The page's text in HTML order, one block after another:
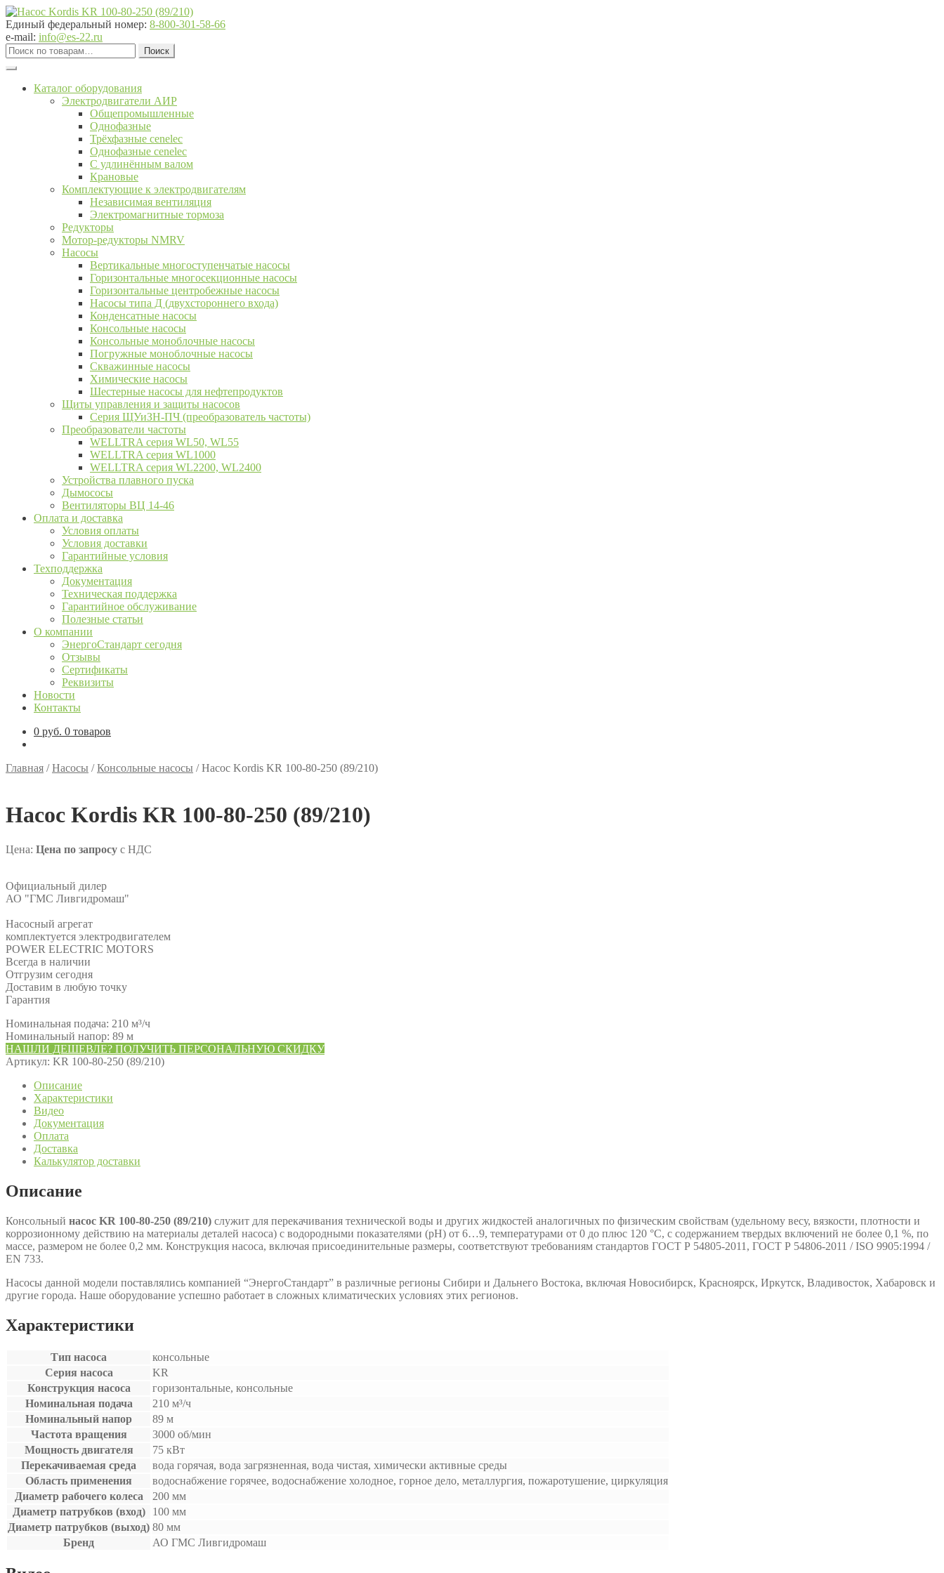
Перейти
к
навигации
Перейти
к
содержимому
Единый федеральный номер: 8-800-301-58-66
e-mail: info@es-22.ru
Искать:
Поиск
Каталог оборудования
Электродвигатели АИР
Общепромышленные
Однофазные
Трёхфазные cenelec
Однофазные cenelec
С удлинённым валом
Крановые
Комплектующие к электродвигателям
Независимая вентиляция
Электромагнитные тормоза
Редукторы
Мотор-редукторы NMRV
Насосы
Вертикальные многоступенчатые насосы
Горизонтальные многосекционные насосы
Горизонтальные центробежные насосы
Насосы типа Д (двухстороннего входа)
Конденсатные насосы
Консольные насосы
Консольные моноблочные насосы
Погружные моноблочные насосы
Скважинные насосы
Химические насосы
Шестерные насосы для нефтепродуктов
Щиты управления и защиты насосов
Серия ЩУиЗН-ПЧ (преобразователь частоты)
Преобразователи частоты
WELLTRA cерия WL50, WL55
WELLTRA cерия WL1000
WELLTRA серия WL2200, WL2400
Устройства плавного пуска
Дымососы
Вентиляторы ВЦ 14-46
Оплата и доставка
Условия оплаты
Условия доставки
Гарантийные условия
Техподдержка
Документация
Техническая поддержка
Гарантийное обслуживание
Полезные статьи
О компании
ЭнергоСтандарт сегодня
Отзывы
Сертификаты
Реквизиты
Новости
Контакты
0 руб. 0 товаров
Главная /Насосы /Консольные насосы /Насос Kordis KR 100-80-250 (89/210)
Насос Kordis KR 100-80-250 (89/210)
Цена: Цена по запросу с НДС
Официальный дилер
АО "ГМС Ливгидромаш"
Насосный агрегат
комплектуется электродвигателем
POWER ELECTRIC MOTORS
Всегда в наличии
Отгрузим сегодня
Доставим в любую точку
Гарантия
Номинальная подача: 210 м³/ч
Номинальный напор: 89 м
НАШЛИ ДЕШЕВЛЕ? ПОЛУЧИТЬ ПЕРСОНАЛЬНУЮ СКИДКУ
Артикул: KR 100-80-250 (89/210)
Описание
Характеристики
Видео
Документация
Оплата
Доставка
Калькулятор доставки
Описание
Консольный насос KR 100-80-250 (89/210) служит для перекачивания технической воды и других жидкостей аналогичных по физическим свойствам (удельному весу, вязкости, плотности и
коррозионному действию на материалы деталей насоса) с водородными показателями (рН) от 6…9, температурами от 0 до плюс 120 °С, с содержанием твердых включений не более 0,1 %, по
массе, размером не более 0,2 мм. Конструкция насоса, включая присоединительные размеры, соответствуют требованиям стандартов ГОСТ Р 54805-2011, ГОСТ Р 54806-2011 / ISO 9905:1994 /
EN 733.
Насосы данной модели поставлялись компанией “ЭнергоСтандарт” в различные регионы Сибири и Дальнего Востока, включая Новосибирск, Красноярск, Иркутск, Владивосток, Хабаровск и
другие города. Наше оборудование успешно работает в сложных климатических условиях этих регионов.
Характеристики
Тип насоса
консольные
Серия насоса
KR
Конструкция насоса
горизонтальные, консольные
Номинальная подача
210 м³/ч
Номинальный напор
89 м
Частота вращения
3000 об/мин
Мощность двигателя
75 кВт
Перекачиваемая среда
вода горячая, вода загрязненная, вода чистая, химически активные среды
Область применения
водоснабжение горячее, водоснабжение холодное, горное дело, металлургия, пожаротушение, циркуляция
Диаметр рабочего колеса
200 мм
Диаметр патрубков (вход)
100 мм
Диаметр патрубков (выход) 80 мм
Бренд
АО ГМС Ливгидромаш